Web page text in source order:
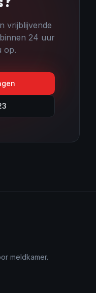
vrijblijvende
24 uur
op.
meldkamer.